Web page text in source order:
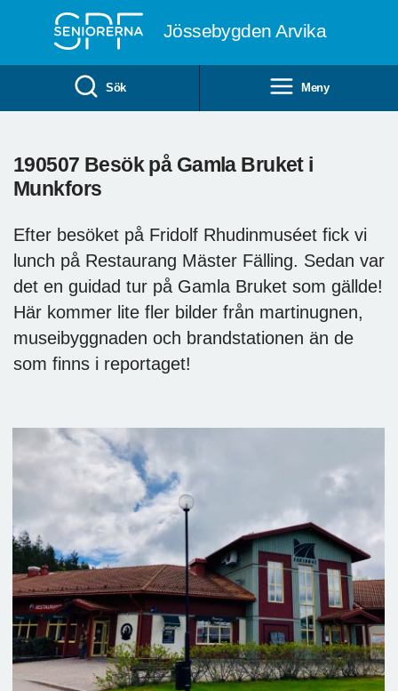
Jössebygden Arvika
Sök Meny
190507 Besök på Gamla Bruket i
Munkfors
Efter besöket på Fridolf Rhudinmuséet fick vi
lunch på Restaurang Mäster Fälling. Sedan var
det en guidad tur på Gamla Bruket som gällde!
Här kommer lite fler bilder från martinugnen,
museibyggnaden och brandstationen än de
som finns i reportaget!